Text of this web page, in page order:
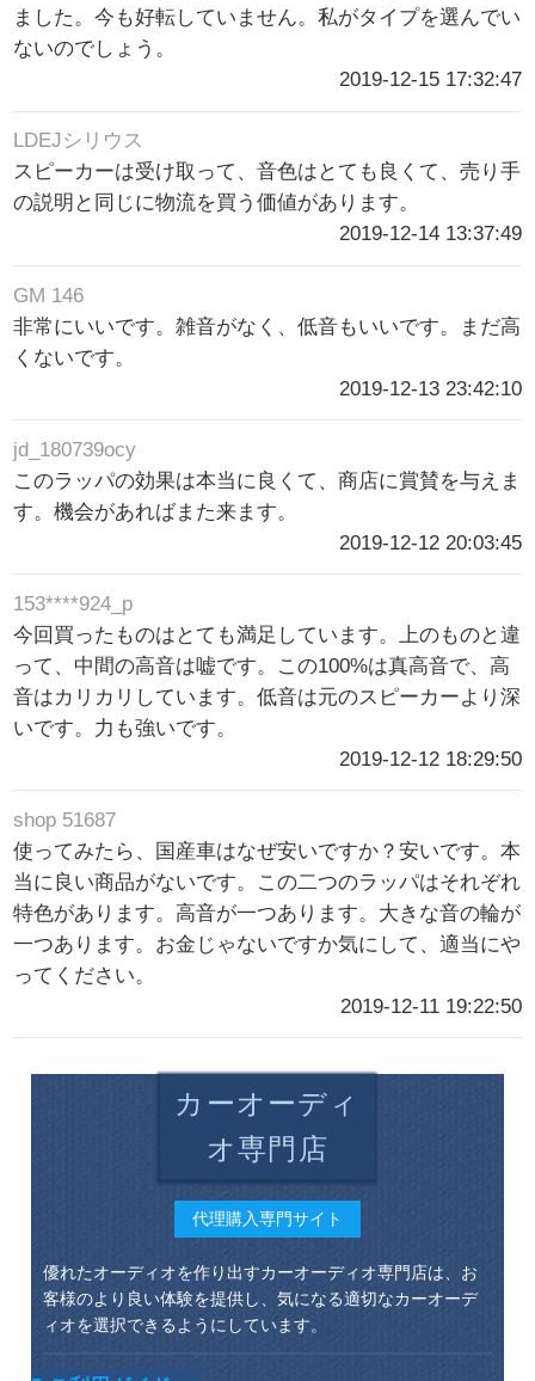
ました。今も好転していません。私がタイプを選んでい
ないのでしょう。
2019-12-15 17:32:47
LDEJシリウス
スピーカーは受け取って、音色はとても良くて、売り手
の説明と同じに物流を買う価値があります。
2019-12-14 13:37:49
GM 146
非常にいいです。雑音がなく、低音もいいです。まだ高
くないです。
2019-12-13 23:42:10
jd_180739ocy
このラッパの効果は本当に良くて、商店に賞賛を与えま
す。機会があればまた来ます。
2019-12-12 20:03:45
153****924_p
今回買ったものはとても満足しています。上のものと違
って、中間の高音は嘘です。この100%は真高音で、高
音はカリカリしています。低音は元のスピーカーより深
いです。力も強いです。
2019-12-12 18:29:50
shop 51687
使ってみたら、国産車はなぜ安いですか？安いです。本
当に良い商品がないです。この二つのラッパはそれぞれ
特色があります。高音が一つあります。大きな音の輪が
一つあります。お金じゃないですか気にして、適当にや
ってください。
2019-12-11 19:22:50
カーオーディ
オ専門店
代理購入専門サイト
優れたオーディオを作り出すカーオーディオ専門店は、お
客様のより良い体験を提供し、気になる適切なカーオーデ
ィオを選択できるようにしています。